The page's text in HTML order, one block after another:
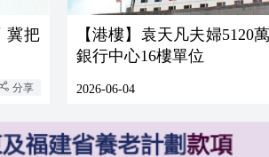
冀把
分享
【港樓】袁天凡夫婦5120
銀行中心16樓單位
2026-06-04